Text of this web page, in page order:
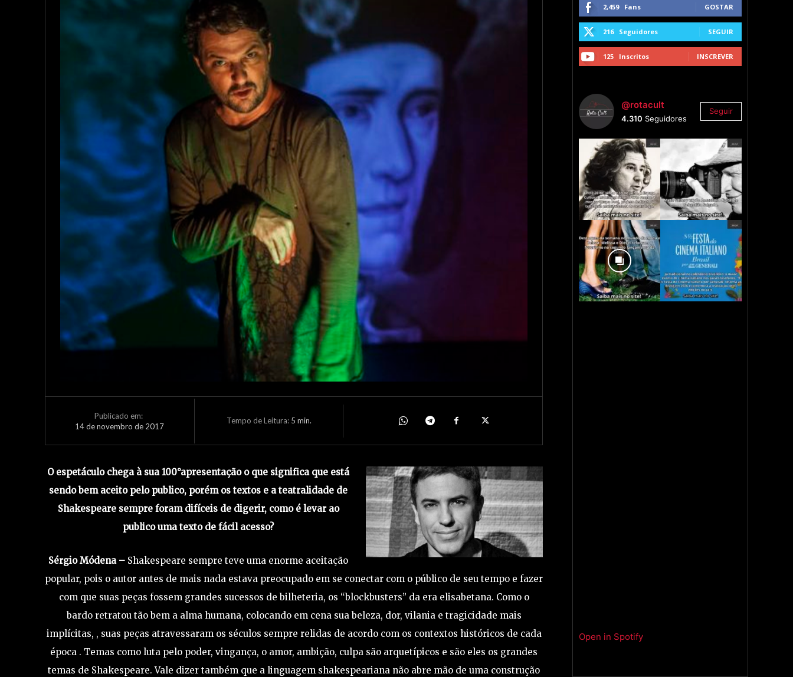
Publicado em:
14 de novembro de 2017
Tempo de Leitura: 5 min.
O espetáculo chega à sua 100°apresentação o que significa que está
sendo bem aceito pelo publico, porém os textos e a teatralidade de
Shakespeare sempre foram difíceis de digerir, como é levar ao
publico uma texto de fácil acesso?
Sérgio Módena – Shakespeare sempre teve uma enorme aceitação
popular, pois o autor antes de mais nada estava preocupado em se conectar com o público de seu tempo e fazer
com que suas peças fossem grandes sucessos de bilheteria, os “blockbusters” da era elisabetana. Como o
bardo retratou tão bem a alma humana, colocando em cena sua beleza, dor, vilania e tragicidade mais
implícitas, , suas peças atravessaram os séculos sempre relidas de acordo com os contextos históricos de cada
época . Temas como luta pelo poder, vingança, o amor, ambição, culpa são arquetípicos e são eles os grandes
temas de Shakespeare. Vale dizer também que a linguagem shakespeariana não abre mão de uma construção
2,459 Fans GOSTAR
216 Seguidores SEGUIR
125 Inscritos INSCREVER
@rotacult
4.310 Seguidores
Seguir
Open in Spotify